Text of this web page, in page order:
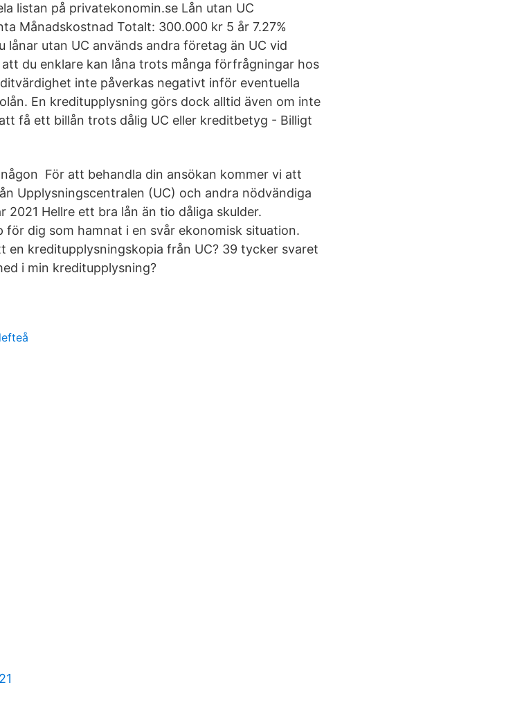
listan på privatekonomin.se Lån utan UC
Månadskostnad Totalt: 300.000 kr 5 år 7.27%
lånar utan UC används andra företag än UC vid
du enklare kan låna trots många förfrågningar hos
inte påverkas negativt inför eventuella
En kreditupplysning görs dock alltid även om inte
få ett billån trots dålig UC eller kreditbetyg - Billigt
För att behandla din ansökan kommer vi att
Upplysningscentralen (UC) och andra nödvändiga
Hellre ett bra lån än tio dåliga skulder.
för dig som hamnat i en svår ekonomisk situation.
en kreditupplysningskopia från UC? 39 tycker svaret
i min kreditupplysning?